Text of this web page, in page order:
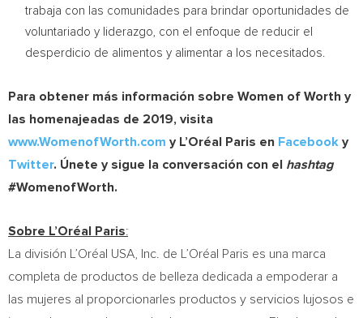
trabaja con las comunidades para brindar oportunidades de
voluntariado y liderazgo, con el enfoque de reducir el
desperdicio de alimentos y alimentar a los necesitados.
Para obtener más información sobre Women of Worth y
las homenajeadas de 2019, visita
www.WomenofWorth.com y L’Oréal Paris en Facebook y
Twitter. Únete y sigue la conversación con el hashtag
#WomenofWorth.
Sobre L’Oréal Paris:
La división L’Oréal USA , Inc. de L’Oréal Paris es una marca
completa de productos de belleza dedicada a empoderar a
las mujeres al proporcionarles productos y servicios lujosos e